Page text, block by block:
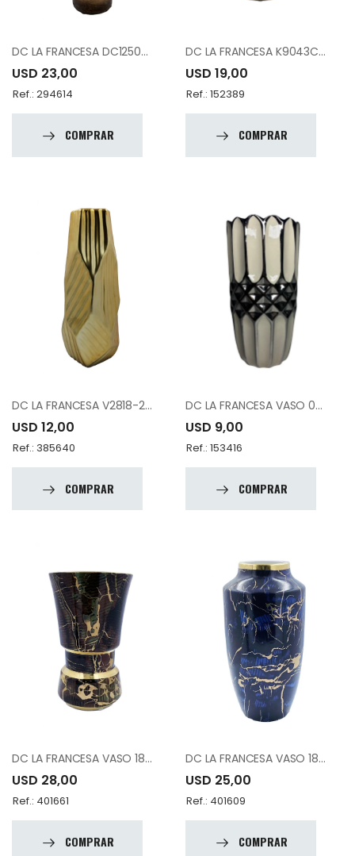
DC LA FRANCESA DC12505-14-CK-156188
USD 23,00
Ref.: 294614
COMPRAR
DC LA FRANCESA K9043C ARVORE 12.25"
USD 19,00
Ref.: 152389
COMPRAR
DC LA FRANCESA V2818-2 CERAMIC VASE
USD 12,00
Ref.: 385640
COMPRAR
DC LA FRANCESA VASO 0040-11"
USD 9,00
Ref.: 153416
COMPRAR
DC LA FRANCESA VASO 18062UU
USD 28,00
Ref.: 401661
COMPRAR
DC LA FRANCESA VASO 18120BA
USD 25,00
Ref.: 401609
COMPRAR